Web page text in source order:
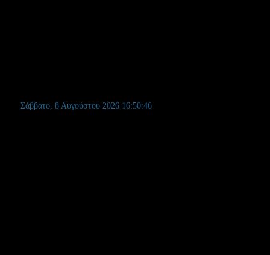
Σάββατο, 8 Αυγούστου 2026 16:50:47